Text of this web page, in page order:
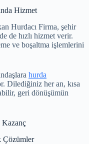
Hizmet
Hurdacı Firma, şehir
de hızlı hizmet verir.
ve boşaltma işlemlerini
hurda
Dilediğiniz her an, kısa
geri dönüşümün
Kazanç
Çözümler